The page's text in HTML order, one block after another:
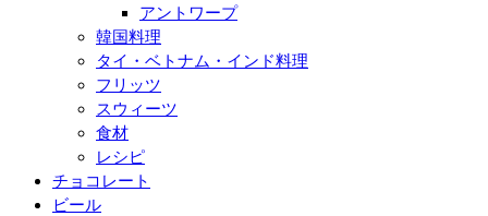
アントワープ
韓国料理
タイ・ベトナム・インド料理
フリッツ
スウィーツ
食材
レシピ
チョコレート
ビール